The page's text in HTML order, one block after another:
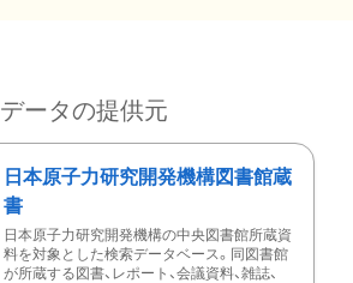
データの提供元
日本原子力研究開発機構図書館蔵
書
日本原子力研究開発機構の中央図書館所蔵資
料を対象とした検索データベース。同図書館
が所蔵する図書、レポート、会議資料、雑誌、